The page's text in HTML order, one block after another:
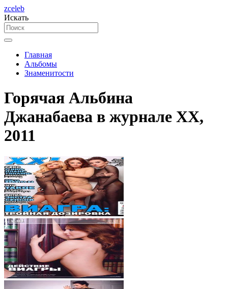
zceleb
Искать
Главная
Альбомы
Знаменитости
Горячая Альбина
Джанабаева в журнале XX,
2011